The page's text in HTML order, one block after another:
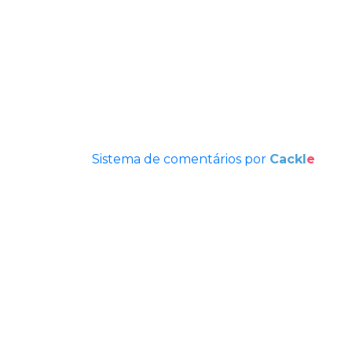
Sistema de comentários por Cackl e